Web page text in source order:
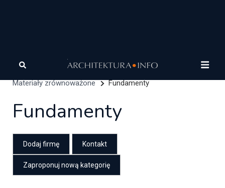
Architektura Architektura zrównoważona
Materiały zrównoważone
Fundamenty
Fundamenty
Dodaj firmę Kontakt